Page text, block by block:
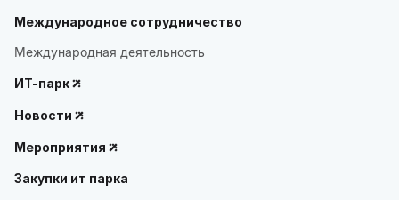
Международное сотрудничество
Международная деятельность
ИТ-парк
Новости
Мероприятия
Закупки ит парка